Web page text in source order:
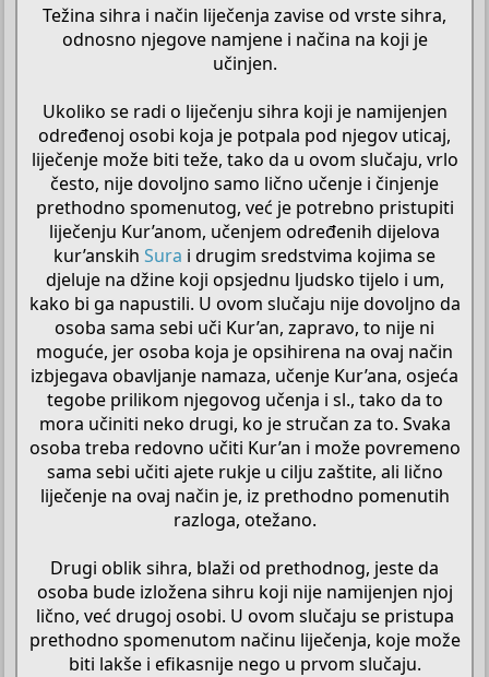
Težina sihra i način liječenja zavise od vrste sihra,
odnosno njegove namjene i načina na koji je
učinjen.
Ukoliko se radi o liječenju sihra koji je namijenjen
određenoj osobi koja je potpala pod njegov uticaj,
liječenje može biti teže, tako da u ovom slučaju, vrlo
često, nije dovoljno samo lično učenje i činjenje
prethodno spomenutog, već je potrebno pristupiti
liječenju Kur’anom, učenjem određenih dijelova
kur’anskih Sura i drugim sredstvima kojima se
djeluje na džine koji opsjednu ljudsko tijelo i um,
kako bi ga napustili. U ovom slučaju nije dovoljno da
osoba sama sebi uči Kur’an, zapravo, to nije ni
moguće, jer osoba koja je opsihirena na ovaj način
izbjegava obavljanje namaza, učenje Kur’ana, osjeća
tegobe prilikom njegovog učenja i sl., tako da to
mora učiniti neko drugi, ko je stručan za to. Svaka
osoba treba redovno učiti Kur’an i može povremeno
sama sebi učiti ajete rukje u cilju zaštite, ali lično
liječenje na ovaj način je, iz prethodno pomenutih
razloga, otežano.
Drugi oblik sihra, blaži od prethodnog, jeste da
osoba bude izložena sihru koji nije namijenjen njoj
lično, već drugoj osobi. U ovom slučaju se pristupa
prethodno spomenutom načinu liječenja, koje može
biti lakše i efikasnije nego u prvom slučaju.